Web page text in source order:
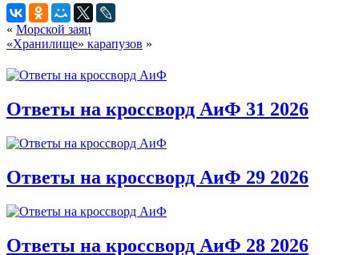
« Морской заяц
«Хранилище» карапузов »
Ответы на кроссворд АиФ 31 2026
Ответы на кроссворд АиФ 29 2026
Ответы на кроссворд АиФ 28 2026